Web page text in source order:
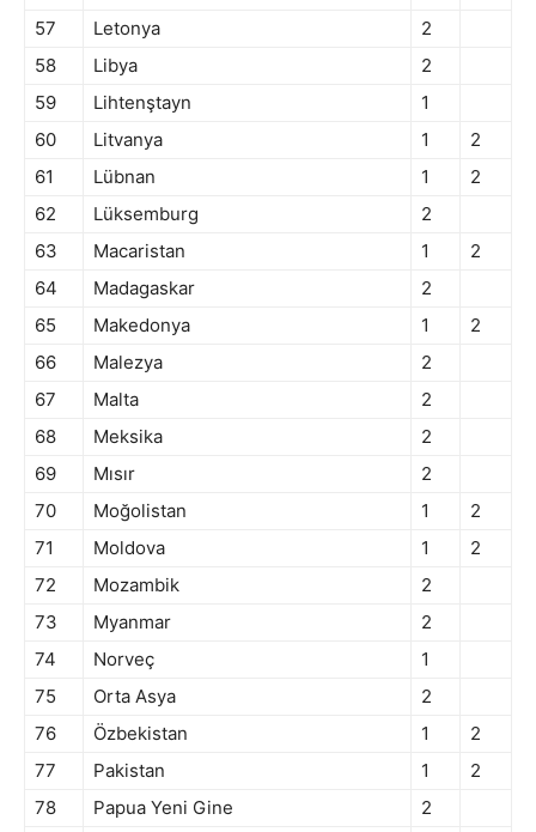
57
Letonya
2
58
Libya
2
59
Lihtenştayn
1
60
Litvanya 1
2
61
Lübnan 1
2
62
Lüksemburg
2
63
Macaristan 1
2
64
Madagaskar
2
65
Makedonya 1
2
66
Malezya
2
67
Malta
2
68
Meksika
2
69
Mısır
2
70
Moğolistan 1
2
71
Moldova 1
2
72
Mozambik
2
73
Myanmar
2
74
Norveç
1
75
Orta Asya
2
76
Özbekistan 1
2
77
Pakistan 1
2
78
Papua Yeni Gine
2